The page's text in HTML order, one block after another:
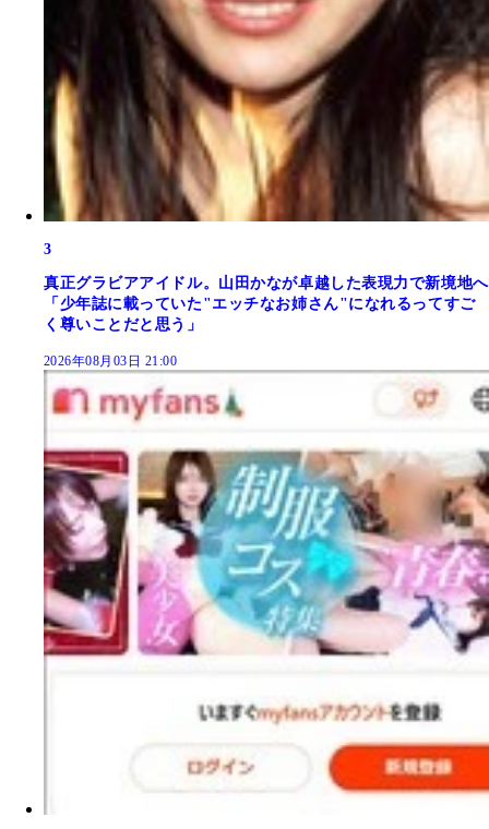
3
真正グラビアアイドル。山田かなが卓越した表現力で新境地へ
「少年誌に載っていた"エッチなお姉さん"になれるってすご
く尊いことだと思う」
2026年08月03日 21:00